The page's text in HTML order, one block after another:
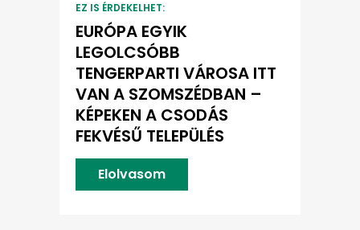
EZ IS ÉRDEKELHET:
EURÓPA EGYIK
LEGOLCSÓBB
TENGERPARTI VÁROSA ITT
VAN A SZOMSZÉDBAN –
KÉPEKEN A CSODÁS
FEKVÉSŰ TELEPÜLÉS
Elolvasom